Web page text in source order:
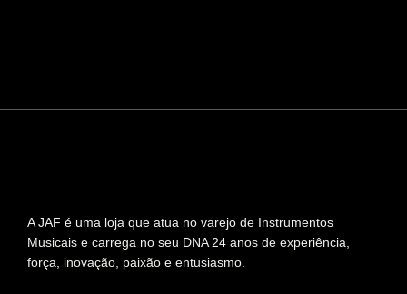
A JAF é uma loja que atua no varejo de Instrumentos
Musicais e carrega no seu DNA 24 anos de experiência,
força, inovação, paixão e entusiasmo.